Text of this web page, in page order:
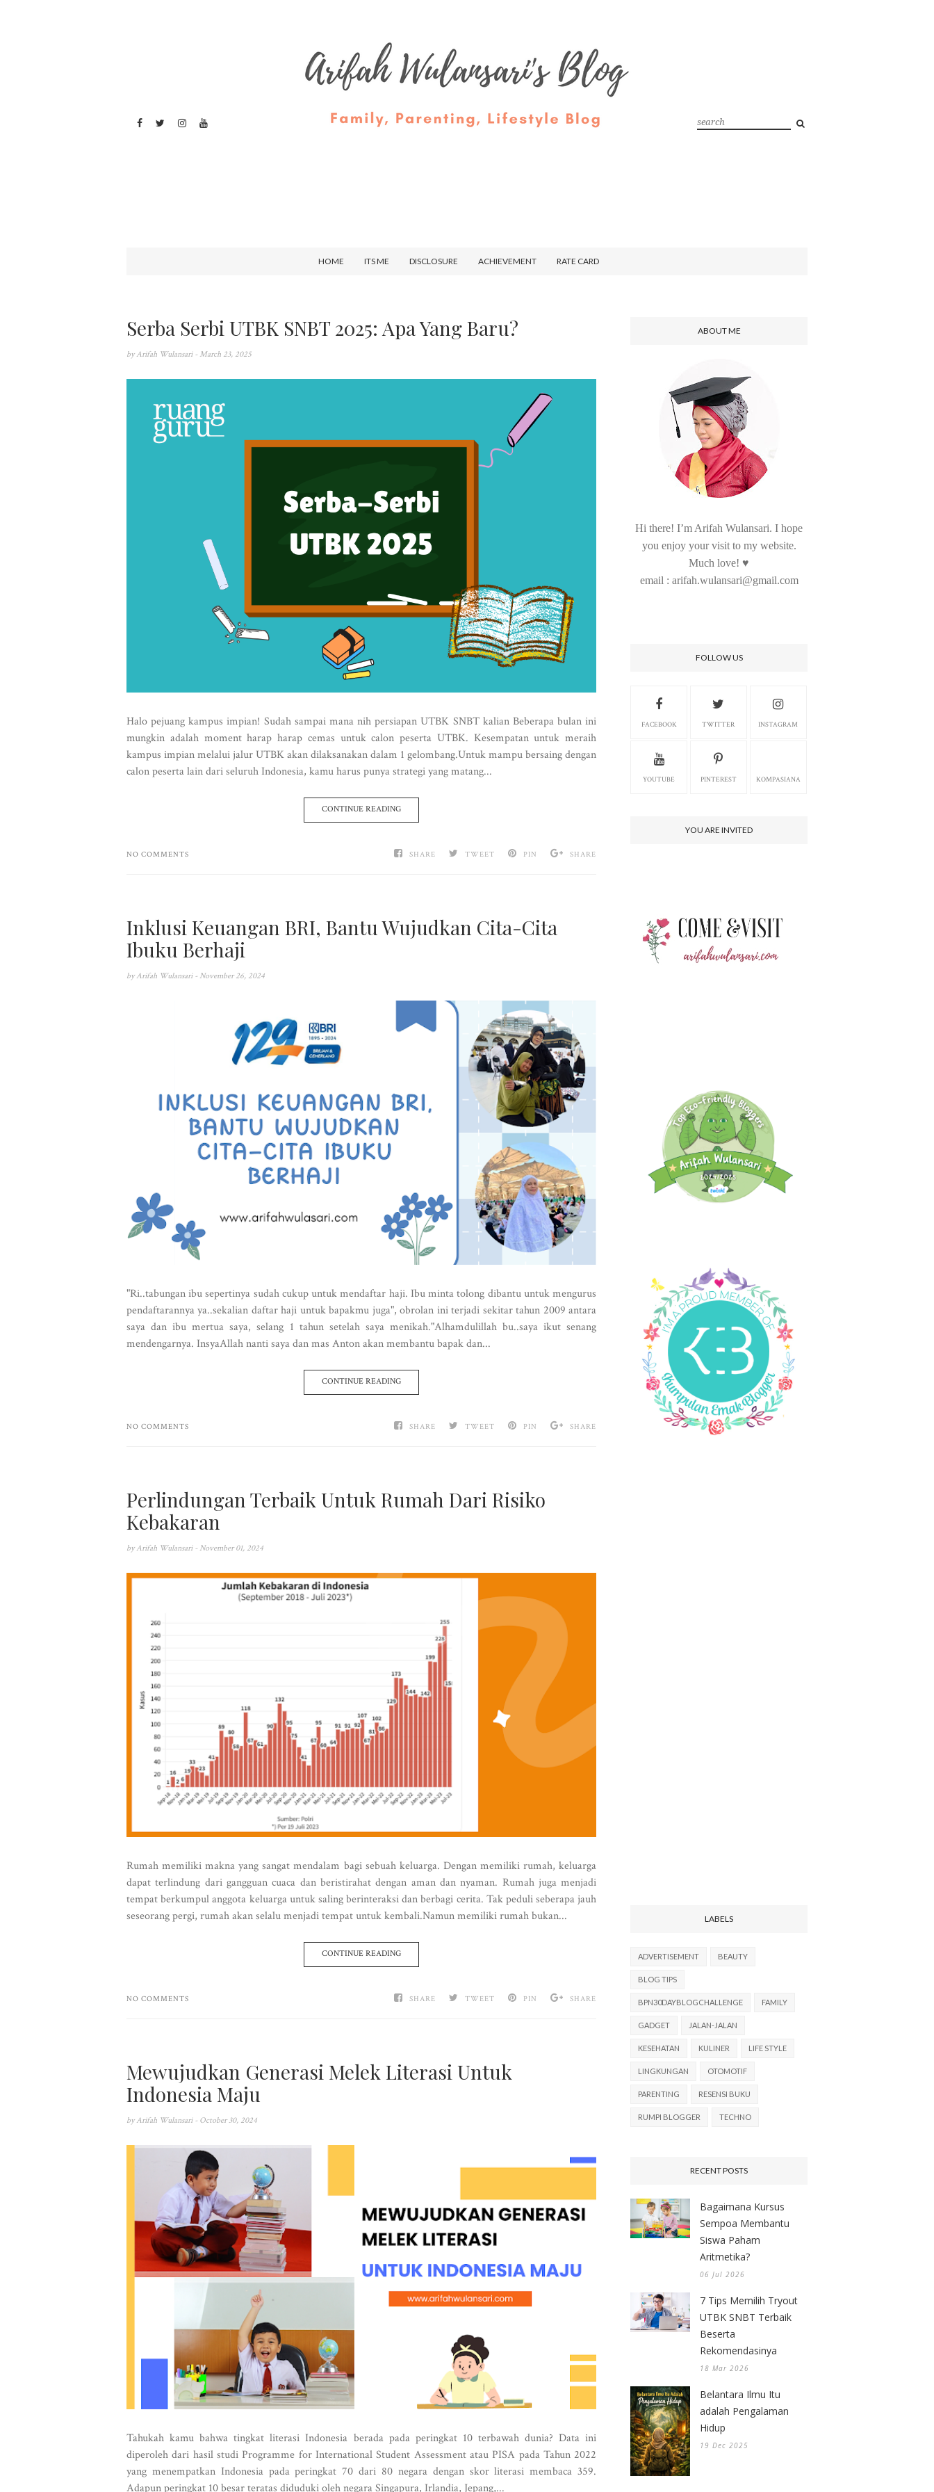
HOME ITS ME DISCLOSURE ACHIEVEMENT RATE CARD
Serba Serbi UTBK SNBT 2025: Apa Yang Baru?
by Arifah Wulansari - March 23, 2025
Halo pejuang kampus impian! Sudah sampai mana nih persiapan UTBK SNBT kalian Beberapa bulan ini
mungkin adalah moment harap harap cemas untuk calon peserta UTBK. Kesempatan untuk meraih
kampus impian melalui jalur UTBK akan dilaksanakan dalam 1 gelombang.Untuk mampu bersaing dengan
calon peserta lain dari seluruh Indonesia, kamu harus punya strategi yang matang...
CONTINUE READING
SHARE TWEET PIN SHARE
NO COMMENTS
Inklusi Keuangan BRI, Bantu Wujudkan Cita-Cita
Ibuku Berhaji
by Arifah Wulansari - November 26, 2024
"Ri..tabungan ibu sepertinya sudah cukup untuk mendaftar haji. Ibu minta tolong dibantu untuk mengurus
pendaftarannya ya..sekalian daftar haji untuk bapakmu juga", obrolan ini terjadi sekitar tahun 2009 antara
saya dan ibu mertua saya, selang 1 tahun setelah saya menikah."Alhamdulillah bu..saya ikut senang
mendengarnya. InsyaAllah nanti saya dan mas Anton akan membantu bapak dan...
CONTINUE READING
SHARE TWEET PIN SHARE
NO COMMENTS
Perlindungan Terbaik Untuk Rumah Dari Risiko
Kebakaran
by Arifah Wulansari - November 01, 2024
Rumah memiliki makna yang sangat mendalam bagi sebuah keluarga. Dengan memiliki rumah, keluarga
dapat terlindung dari gangguan cuaca dan beristirahat dengan aman dan nyaman. Rumah juga menjadi
tempat berkumpul anggota keluarga untuk saling berinteraksi dan berbagi cerita. Tak peduli seberapa jauh
seseorang pergi, rumah akan selalu menjadi tempat untuk kembali.Namun memiliki rumah bukan...
CONTINUE READING
SHARE TWEET PIN SHARE
NO COMMENTS
Mewujudkan Generasi Melek Literasi Untuk
Indonesia Maju
by Arifah Wulansari - October 30, 2024
Tahukah kamu bahwa tingkat literasi Indonesia berada pada peringkat 10 terbawah dunia? Data ini
diperoleh dari hasil studi Programme for International Student Assessment atau PISA pada Tahun 2022
yang menempatkan Indonesia pada peringkat 70 dari 80 negara dengan skor literasi membaca 359.
Adapun peringkat 10 besar teratas diduduki oleh negara Singapura, Irlandia, Jepang,...
ABOUT ME
Hi there! I’m Arifah Wulansari. I hope
you enjoy your visit to my website.
Much love! ♥
email : arifah.wulansari@gmail.com
FOLLOW US
FACEBOOK TWITTER INSTAGRAM
YOUTUBE PINTEREST KOMPASIANA
YOU ARE INVITED
LABELS
ADVERTISEMENT BEAUTY
BLOG TIPS
BPN30DAYBLOGCHALLENGE FAMILY
GADGET JALAN-JALAN
KESEHATAN KULINER LIFE STYLE
LINGKUNGAN OTOMOTIF
PARENTING RESENSI BUKU
RUMPI BLOGGER TECHNO
RECENT POSTS
Bagaimana Kursus
Sempoa Membantu
Siswa Paham
Aritmetika?
06 Jul 2026
7 Tips Memilih Tryout
UTBK SNBT Terbaik
Beserta
Rekomendasinya
18 Mar 2026
Belantara Ilmu Itu
adalah Pengalaman
Hidup
19 Dec 2025